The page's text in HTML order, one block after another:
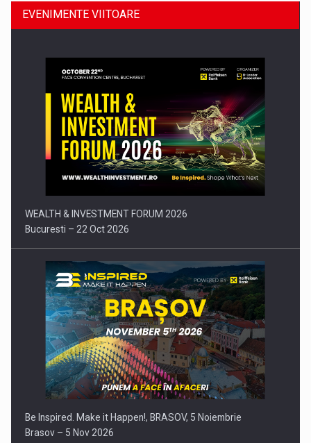
Comunicat de presa: Joburile part-time reincep sa intre pe…
EVENIMENTE VIITOARE
WEALTH & INVESTMENT FORUM 2026
Bucuresti – 22 Oct 2026
Be Inspired. Make it Happen!, BRASOV, 5 Noiembrie
Brasov – 5 Nov 2026